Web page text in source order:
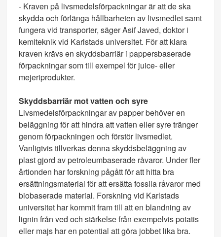
- Kraven på livsmedelsförpackningar är att de ska
skydda och förlänga hållbarheten av livsmedlet samt
fungera vid transporter, säger Asif Javed, doktor i
kemiteknik vid Karlstads universitet. För att klara
kraven krävs en skyddsbarriär i pappersbaserade
förpackningar som till exempel för juice- eller
mejeriprodukter.
Skyddsbarriär mot vatten och syre
Livsmedelsförpackningar av papper behöver en
beläggning för att hindra att vatten eller syre tränger
genom förpackningen och förstör livsmedlet.
Vanligtvis tillverkas denna skyddsbeläggning av
plast gjord av petroleumbaserade råvaror. Under fler
årtionden har forskning pågått för att hitta bra
ersättningsmaterial för att ersätta fossila råvaror med
biobaserade material. Forskning vid Karlstads
universitet har kommit fram till att en blandning av
lignin från ved och stärkelse från exempelvis potatis
eller majs har en potential att göra jobbet lika bra.